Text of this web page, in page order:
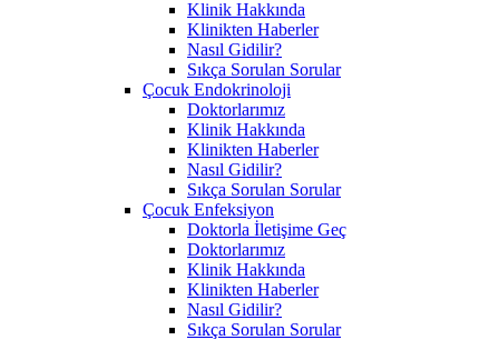
Klinik Hakkında
Klinikten Haberler
Nasıl Gidilir?
Sıkça Sorulan Sorular
Çocuk Endokrinoloji
Doktorlarımız
Klinik Hakkında
Klinikten Haberler
Nasıl Gidilir?
Sıkça Sorulan Sorular
Çocuk Enfeksiyon
Doktorla İletişime Geç
Doktorlarımız
Klinik Hakkında
Klinikten Haberler
Nasıl Gidilir?
Sıkça Sorulan Sorular